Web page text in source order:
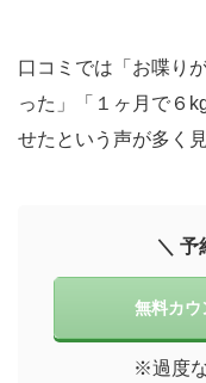
口コミでは「お喋り
った」「１ヶ月で６
せたという声が多く
＼ 予
無料カウ
※過度